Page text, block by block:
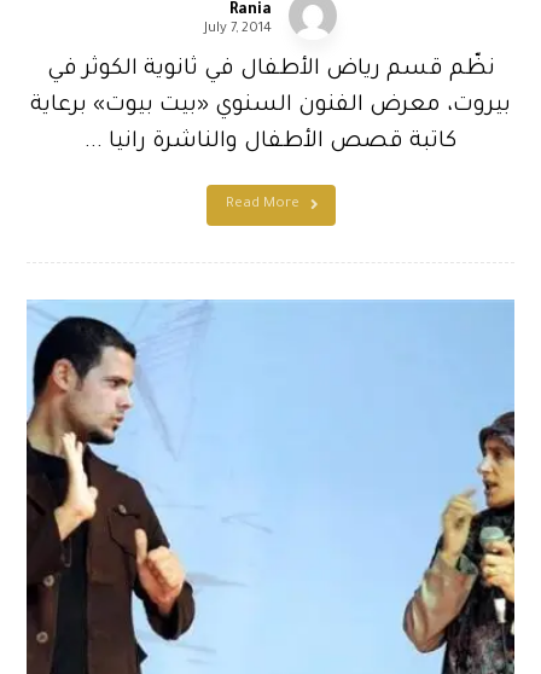
Rania
July 7, 2014
نظّم قسم رياض الأطفال في ثانوية الكوثر في
بيروت، معرض الفنون السنوي «بيت بيوت» برعاية
كاتبة قصص الأطفال والناشرة رانيا ...
Read More